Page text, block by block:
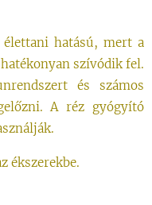
élettani hatású, mert a
szívódik fel.
és számos
A réz gyógyító
ékszerekbe.